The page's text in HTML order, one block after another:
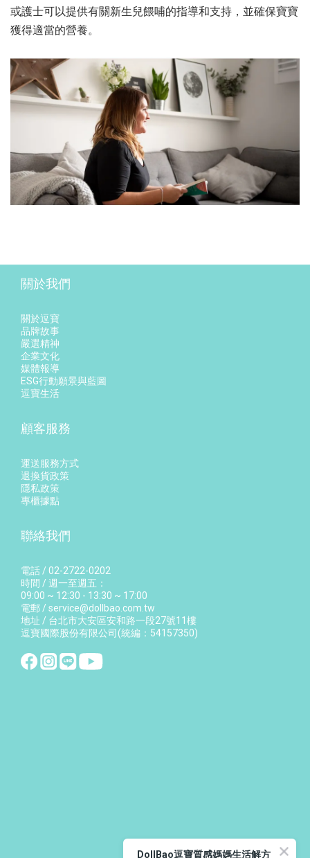
或護士可以提供有關新生兒餵哺的指導和支持，並確保寶寶
獲得適當的營養。
關於我們
關於逗寶
品牌故事
嚴選精神
企業文化
媒體報導
ESG行動願景與藍圖
逗寶生活
顧客服務
運送服務方式
退換貨政策
隱私政策
專櫃據點
聯絡我們
電話 / 02-2722-0202
時間 / 週一至週五：
09:00 ~ 12:30 - 13:30 ~ 17:00
電郵 / service@dollbao.com.tw
地址 / 台北市大安區安和路一段27號11樓
逗寶國際股份有限公司(統編：54157350)
DollBao逗寶質感媽媽生活解方